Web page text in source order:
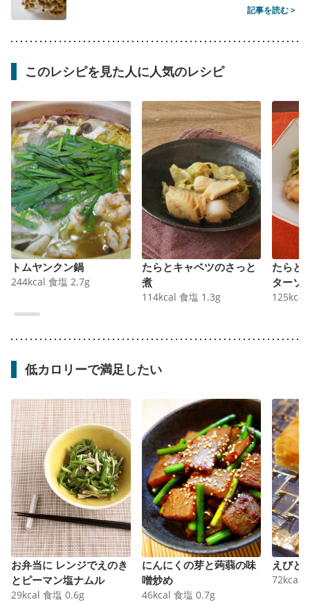
記事を読む >
このレシピを見た人に人気のレシピ
トムヤンクン鍋
244kcal 食塩 2.7g
たらとキャベツのさっと
煮
114kcal 食塩 1.3g
たらと
ターソ
125kcal
低カロリーで満足したい
お弁当に レンジでえのき
とピーマン塩ナムル
29kcal 食塩 0.6g
にんにくの芽と蒟蒻の味
噌炒め
46kcal 食塩 0.7g
えびと
72kcal